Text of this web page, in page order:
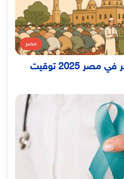
مصر
موعد صلاة عيد الفطر في مصر 2025 توقيت